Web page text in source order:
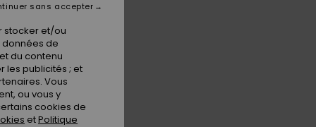
Coral
stocker et/ou
de
du contenu
les publicités ; et
Vous
ou vous y
cookies de
etPolitique
sans accepter